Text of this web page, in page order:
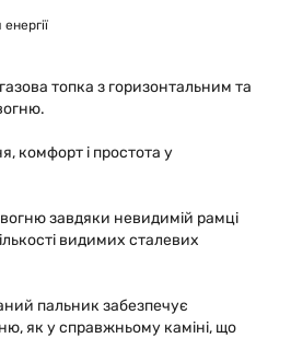
топка з горизонтальним та
комфорт і простота у
завдяки невидимій рамці
видимих сталевих
пальник забезпечує
як у справжньому каміні, що